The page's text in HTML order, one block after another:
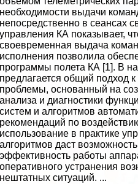
необходимости выдачи
непосредственно в сеансах
управления КА показывает,
своевременная выдача
исполнения позволила
программы полета КА [1]. В
предлагается общий подход
проблемы, основанный на
анализа и диагностики
систем и алгоритмов
рекомендаций по
использование в пpaктике
алгоритмов даст
эффективность работы
оперативного устранения
нештатных ситуаций. ...